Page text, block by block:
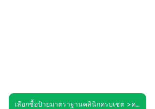
เลือกซื้อป้ายมาตราฐานคลินิกครบเซต >คลิก<